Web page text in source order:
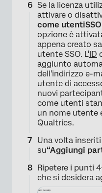
Se la licenza
attivare o
come utentiSSO
opzione è
appena creato
utente SSO. L'ID
aggiunto
dell'indirizzo e-
utente di
nuovi
come utenti
un nome utente
Qualtrics.
Una volta
su“Aggiungi
Ripetere i punti
che si desidera